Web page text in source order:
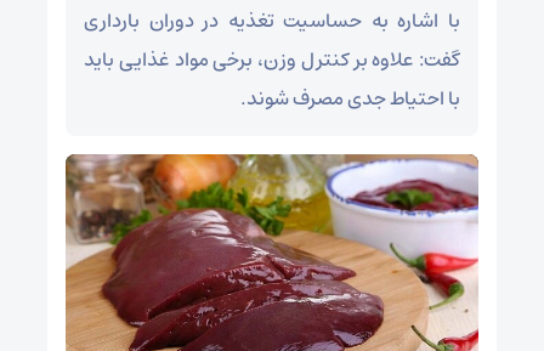
با اشاره به حساسیت تغذیه در دوران بارداری
گفت: علاوه بر کنترل وزن، برخی مواد غذایی باید
با احتیاط جدی مصرف شوند.